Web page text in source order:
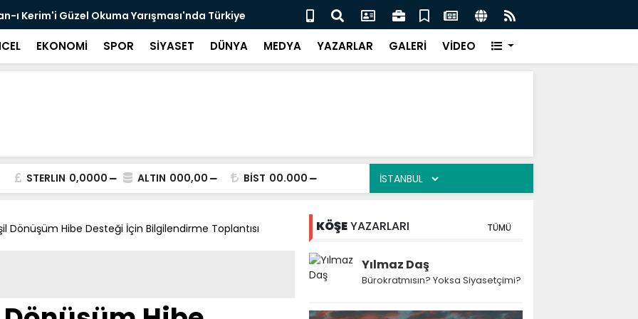
ı Kerim'i Güzel Okuma Yarışması'nda Türkiye
Dr. Öğr. Üyesi Harun Bayram ile Ağrı'da Obezite Cerrahisi Dönemi
Başladı
EKONOMİ SPOR SİYASET DÜNYA MEDYA YAZARLAR GALERİ VİDEO
STERLIN 0,0000 ALTIN 000,00 BİST 00.000
Dönüşüm Hibe Desteği İçin Bilgilendirme Toplantısı KÖŞEYAZARLARI TÜMÜ
Yılmaz Daş
Bürokratmısın? Yoksa Siyasetçimi?